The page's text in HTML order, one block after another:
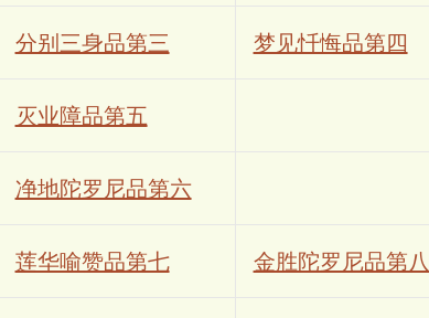
分别三身品第三 梦见忏悔品第四
灭业障品第五
净地陀罗尼品第六
莲华喻赞品第七 金胜陀罗尼品第八